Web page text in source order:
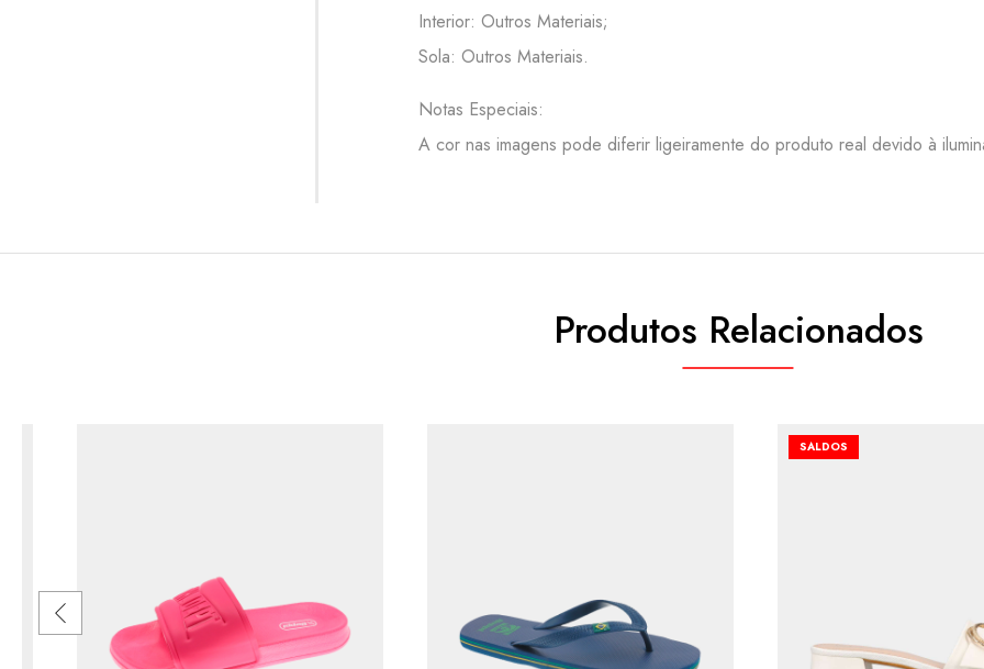
Interior: Outros Materiais;
Sola: Outros Materiais.
Notas Especiais:
A cor nas imagens pode diferir ligeiramente do produto real devido à
Produtos Relacionados
SALDOS